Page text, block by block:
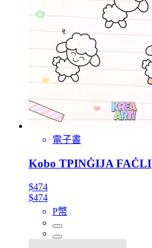
電子書
Kobo TPINĠIJA FAĊLI
$474
$474
P幣